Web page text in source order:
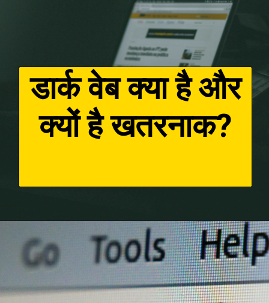
डार्क वेब क्या है और
क्यों है खतरनाक?